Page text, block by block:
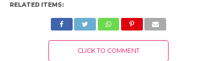
RELATED ITEMS:
CLICK TO COMMENT